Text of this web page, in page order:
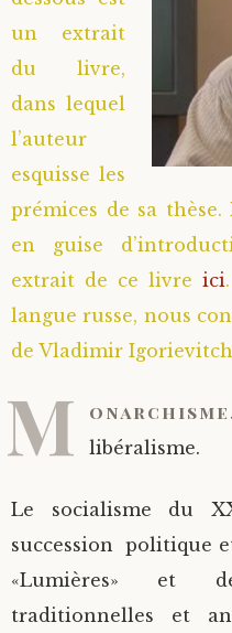
un extrait
du livre,
dans lequel
l’auteur
esquisse les
prémices de sa thèse.
en guise
extrait de ce livre ici
langue russe, nous
de Vladimir
M libéralisme.
Le socialisme du
succession politique
«Lumières» et
traditionnelles et